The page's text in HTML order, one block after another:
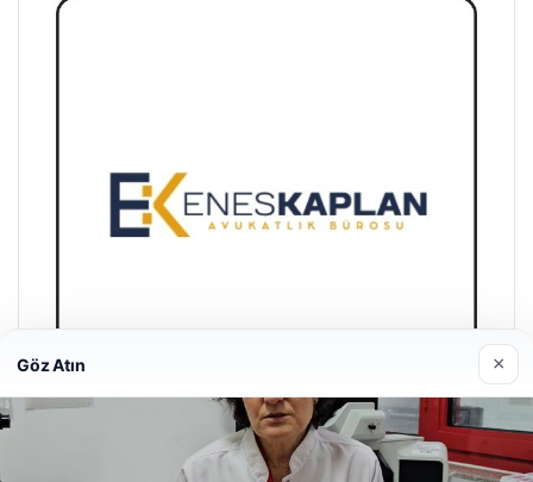
Enes Kaplan Avukatlık Bürosu
Göz Atın ×